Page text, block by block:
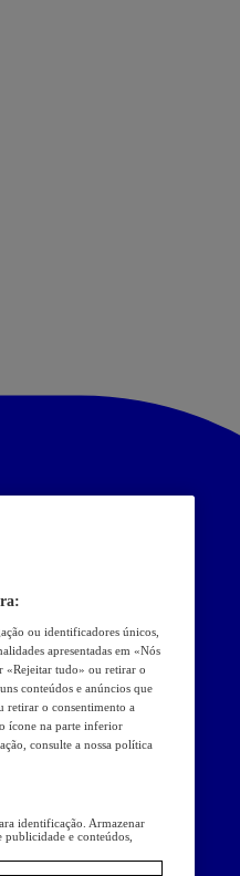
ou identificadores únicos,
apresentadas em «Nós
«Rejeitar tudo» ou retirar o
conteúdos e anúncios que
retirar o consentimento a
ícone na parte inferior
consulte a nossa política
identificação. Armazenar
e conteúdos,